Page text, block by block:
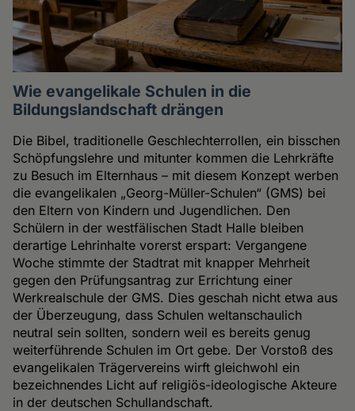
Wie evangelikale Schulen in die
Bildungslandschaft drängen
Die Bibel, traditionelle Geschlechterrollen, ein bisschen
Schöpfungslehre und mitunter kommen die Lehrkräfte
zu Besuch im Elternhaus – mit diesem Konzept werben
die evangelikalen „Georg-Müller-Schulen“ (GMS) bei
den Eltern von Kindern und Jugendlichen. Den
Schülern in der westfälischen Stadt Halle bleiben
derartige Lehrinhalte vorerst erspart: Vergangene
Woche stimmte der Stadtrat mit knapper Mehrheit
gegen den Prüfungsantrag zur Errichtung einer
Werkrealschule der GMS. Dies geschah nicht etwa aus
der Überzeugung, dass Schulen weltanschaulich
neutral sein sollten, sondern weil es bereits genug
weiterführende Schulen im Ort gebe. Der Vorstoß des
evangelikalen Trägervereins wirft gleichwohl ein
bezeichnendes Licht auf religiös-ideologische Akteure
in der deutschen Schullandschaft.